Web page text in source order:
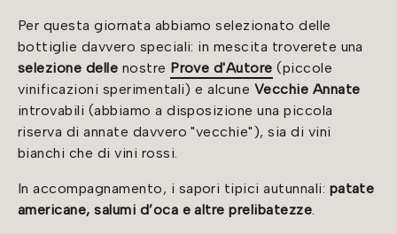
Per questa giornata abbiamo selezionato delle
bottiglie davvero speciali: in mescita troverete una
selezione delle nostre Prove d'Autore (piccole
vinificazioni sperimentali) e alcune Vecchie Annate
introvabili (abbiamo a disposizione una piccola
riserva di annate davvero "vecchie"), sia di vini
bianchi che di vini rossi.
In accompagnamento, i sapori tipici autunnali: patate
americane, salumi d’oca e altre prelibatezze.